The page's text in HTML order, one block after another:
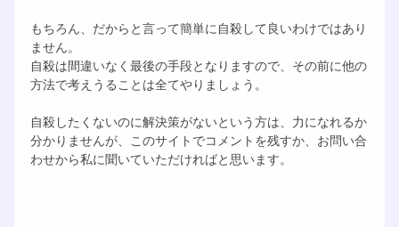
もちろん、だからと言って簡単に自殺して良いわけではあり
ません。
自殺は間違いなく最後の手段となりますので、その前に他の
方法で考えうることは全てやりましょう。
自殺したくないのに解決策がないという方は、力になれるか
分かりませんが、このサイトでコメントを残すか、お問い合
わせから私に聞いていただければと思います。